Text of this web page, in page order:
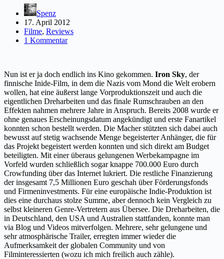
Spenz
17. April 2012
Filme, Reviews
1 Kommentar
Nun ist er ja doch endlich ins Kino gekommen. Iron Sky, der
finnische Inide-Film, in dem die Nazis vom Mond die Welt erobern
wollen, hat eine äußerst lange Vorproduktionszeit und auch die
eigentlichen Dreharbeiten und das finale Rumschrauben an den
Effekten nahmen mehrere Jahre in Anspruch. Bereits 2008 wurde er
ohne genaues Erscheinungsdatum angekündigt und erste Fanartikel
konnten schon bestellt werden. Die Macher stützten sich dabei auch
bewusst auf stetig wachsende Menge begeisterter Anhänger, die für
das Projekt begeistert werden konnten und sich direkt am Budget
beteiligten. Mit einer überaus gelungenen Werbekampagne im
Vorfeld wurden schließlich sogar knappe 700.000 Euro durch
Crowfunding über das Internet lukriert. Die restliche Finanzierung
der insgesamt 7,5 Millionen Euro geschah über Förderungsfonds
und Firmeninvestments. Für eine europäische Indie-Produktion ist
dies eine durchaus stolze Summe, aber dennoch kein Vergleich zu
selbst kleineren Genre-Vertretern aus Übersee. Die Dreharbeiten, die
in Deutschland, den USA und Australien stattfanden, konnte man
via Blog und Videos mitverfolgen. Mehrere, sehr gelungene und
sehr atmosphärische Trailer, erregten immer wieder die
Aufmerksamkeit der globalen Community und von
Filminteressierten (wozu ich mich freilich auch zähle).